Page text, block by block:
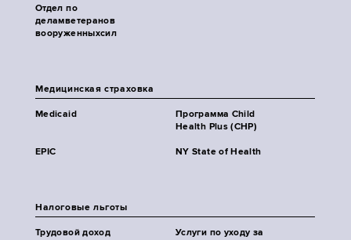
Отдел по
деламветеранов
вооруженныхсил
Медицинская страховка
Medicaid
Программа Child
Health Plus (CHP)
EPIC NY State of Health
Налоговые льготы
Трудовой доход
Услуги по уходу за